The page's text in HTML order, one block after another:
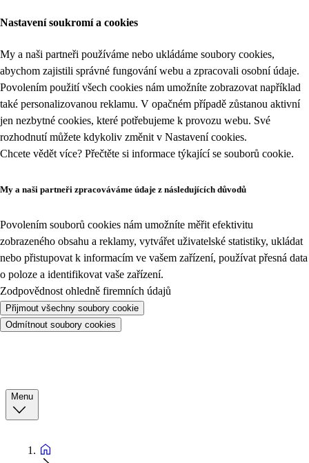
Nastavení soukromí a cookies
My a naši partneři používáme nebo ukládáme soubory cookies,
abychom zajistili správné fungování webu a zpracovali osobní údaje.
Povolením použití všech cookies nám umožníte zobrazovat například
také personalizovanou reklamu. V opačném případě zůstanou aktivní
jen nezbytné cookies, které potřebujeme k provozu webu. Své
rozhodnutí můžete kdykoliv změnit v Nastavení cookies.
Chcete vědět více? Přečtěte si informace týkající se souborů cookie.
My a naši partneři zpracováváme údaje z následujících důvodů
Povolením souborů cookies nám umožníte měřit efektivitu
zobrazeného obsahu a reklamy, vytvářet uživatelské statistiky, ukládat
nebo přistupovat k informacím ve vašem zařízení, používat přesná data
o poloze a identifikovat vaše zařízení.
Zodpovědnost ohledně firemních údajů
Přijmout všechny soubory cookie
Odmítnout soubory cookies
Menu